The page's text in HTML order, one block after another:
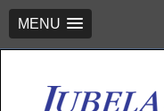
MENU